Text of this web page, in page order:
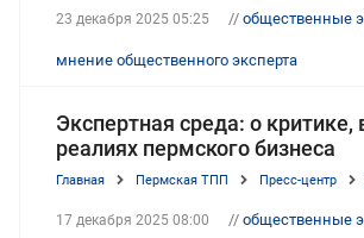
23 декабря 2025 05:25 // общественные
мнение общественного эксперта
Экспертная среда: о критике,
реалиях пермского бизнеса
Главная Пермская ТПП Пресс-центр
17 декабря 2025 08:00 // общественные